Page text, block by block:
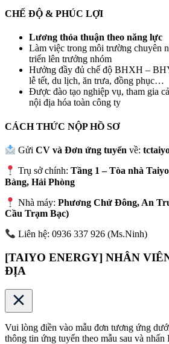
CHẾ ĐỘ & PHÚC LỢI
Lương thỏa thuận theo năng lực
Làm việc trong môi trường chuyên
triển lên trưởng nhóm
Hưởng đầy đủ chế độ BHXH –
lễ tết, du lịch, ăn trưa, đồng phục…
Được đào tạo nghiệp vụ, tham gia
nội địa hóa toàn công ty
CÁCH THỨC NỘP HỒ SƠ
GửiCV và Đơn ứng tuyển về:
Trụ sở chính:Tầng 1 – Tòa nhà
Bàng, Hải Phòng
Nhà máy:Phương Chử Đông, An
Cầu Trạm Bạc)
Liên hệ: 0936 337 926 (Ms.Ninh)
[TAIYO ENERGY] NHÂN
ĐỊA
Vui lòng điền vào mẫu đơn tương ứng
thông tin ứng tuyển theo mẫu sau và nhấn